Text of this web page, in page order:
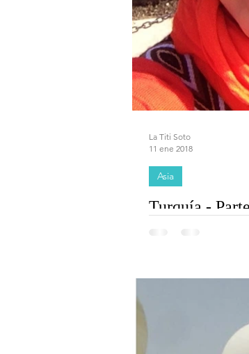
Turquía -
Asia
La Titi Soto
11 ene 2018